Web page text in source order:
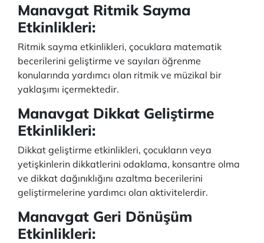
Manavgat Ritmik Sayma
Etkinlikleri:
Ritmik sayma etkinlikleri, çocuklara matematik
becerilerini geliştirme ve sayıları öğrenme
konularında yardımcı olan ritmik ve müzikal bir
yaklaşımı içermektedir.
Manavgat Dikkat Geliştirme
Etkinlikleri:
Dikkat geliştirme etkinlikleri, çocukların veya
yetişkinlerin dikkatlerini odaklama, konsantre olma
ve dikkat dağınıklığını azaltma becerilerini
geliştirmelerine yardımcı olan aktivitelerdir.
Manavgat Geri Dönüşüm
Etkinlikleri: